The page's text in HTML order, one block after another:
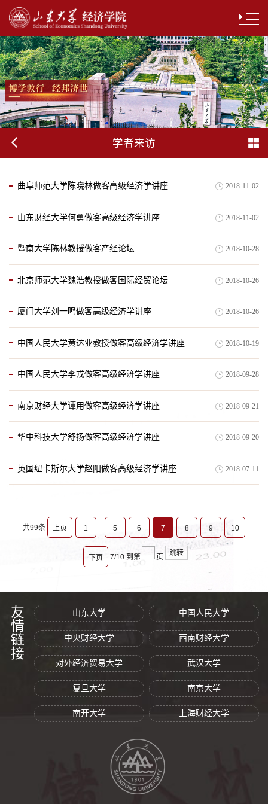
学者来访
曲阜师范大学陈晓林做客高级经济学讲座 2018-11-02
山东财经大学何勇做客高级经济学讲座 2018-11-02
暨南大学陈林教授做客产经论坛 2018-10-28
北京师范大学魏浩教授做客国际经贸论坛 2018-10-26
厦门大学刘一鸣做客高级经济学讲座 2018-10-26
中国人民大学黄达业教授做客高级经济学讲座 2018-10-19
中国人民大学李戎做客高级经济学讲座 2018-09-28
南京财经大学谭用做客高级经济学讲座 2018-09-21
华中科技大学舒扬做客高级经济学讲座 2018-09-20
英国纽卡斯尔大学赵阳做客高级经济学讲座 2018-07-11
共99条 上页 1 5 6 7 8 9 10
下页 7/10 到第 页
跳转
友情链接 山东大学 中国人民大学
中央财经大学 西南财经大学
对外经济贸易大学 武汉大学
复旦大学 南京大学
南开大学 上海财经大学